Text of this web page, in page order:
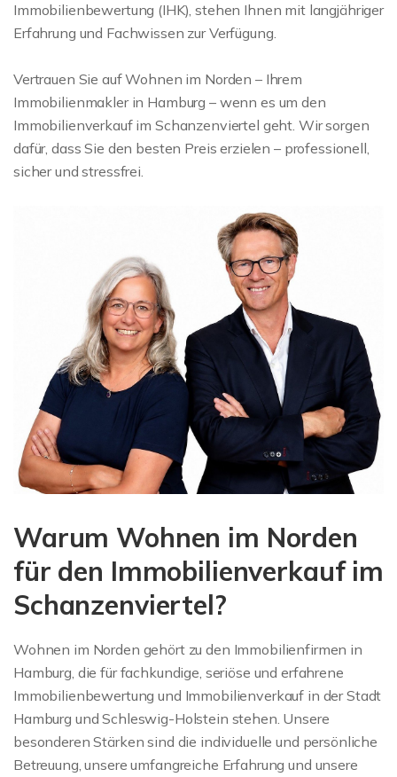
Immobilienbewertung (IHK), stehen Ihnen mit langjähriger
Erfahrung und Fachwissen zur Verfügung.
Vertrauen Sie auf Wohnen im Norden – Ihrem
Immobilienmakler in Hamburg – wenn es um den
Immobilienverkauf im Schanzenviertel geht. Wir sorgen
dafür, dass Sie den besten Preis erzielen – professionell,
sicher und stressfrei.
Warum Wohnen im Norden
für den Immobilienverkauf im
Schanzenviertel?
Wohnen im Norden gehört zu den Immobilienfirmen in
Hamburg, die für fachkundige, seriöse und erfahrene
Immobilienbewertung und Immobilienverkauf in der Stadt
Hamburg und Schleswig-Holstein stehen. Unsere
besonderen Stärken sind die individuelle und persönliche
Betreuung, unsere umfangreiche Erfahrung und unsere